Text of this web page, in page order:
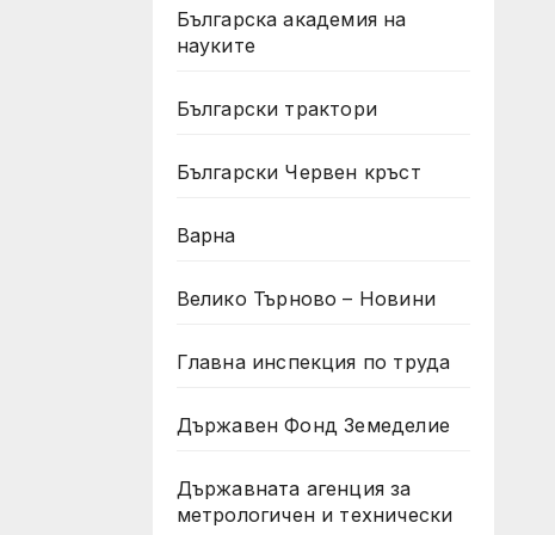
Българска академия на
науките
Български трактори
Български Червен кръст
Варна
Велико Търново – Новини
Главна инспекция по труда
Държавен Фонд Земеделие
Държавната агенция за
метрологичен и технически